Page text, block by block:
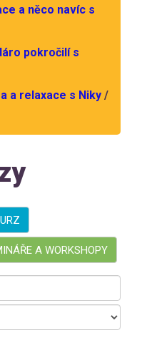
a něco navíc s
pokročilí s
a relaxace s Niky/
A WORKSHOPY